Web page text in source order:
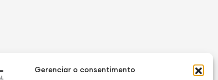
Gerenciar o consentimento